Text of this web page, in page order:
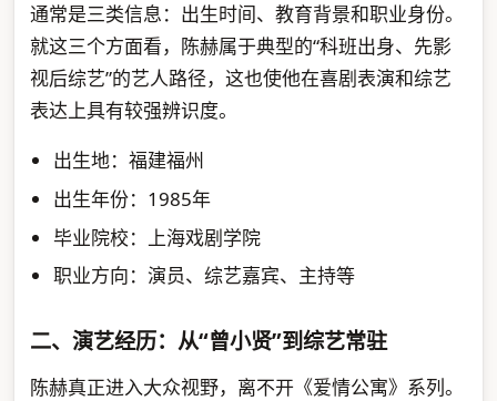
通常是三类信息：出生时间、教育背景和职业身份。
就这三个方面看，陈赫属于典型的“科班出身、先影
视后综艺”的艺人路径，这也使他在喜剧表演和综艺
表达上具有较强辨识度。
出生地：福建福州
出生年份：1985年
毕业院校：上海戏剧学院
职业方向：演员、综艺嘉宾、主持等
二、演艺经历：从“曾小贤”到综艺常驻
陈赫真正进入大众视野，离不开《爱情公寓》系列。